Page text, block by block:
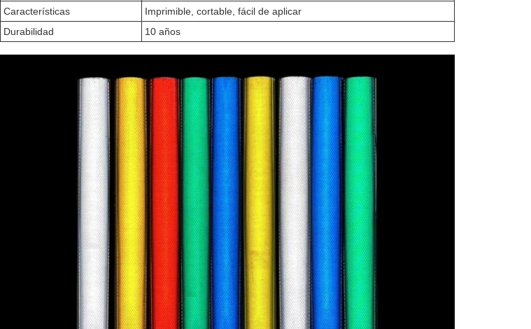
Características
Imprimible, cortable, fácil de aplicar
Durabilidad
10 años